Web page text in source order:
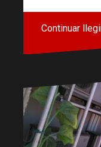
Continuar